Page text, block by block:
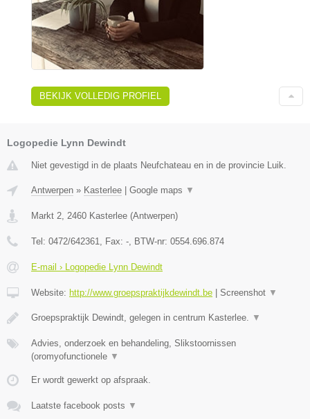
BEKIJK VOLLEDIG PROFIEL
Logopedie Lynn Dewindt
Niet gevestigd in de plaats Neufchateau en in de provincie Luik.
Antwerpen » Kasterlee | Google maps ▼
Markt 2 2460 Kasterlee (Antwerpen)
Tel: 0472/642361 , Fax: - , BTW-nr: 0554.696.874
E-mail › Logopedie Lynn Dewindt
Website: http://www.groepspraktijkdewindt.be | Screenshot ▼
Groepspraktijk Dewindt, gelegen in centrum Kasterlee. ▼
Advies, onderzoek en behandeling, Slikstoornissen
(oromyofunctionele ▼
Er wordt gewerkt op afspraak.
Laatste facebook posts ▼